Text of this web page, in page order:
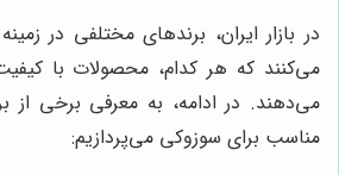
در بازار ایران، برندهای مختلفی در
می‌کنند که هر کدام، محصولات با
می‌دهند. در ادامه، به معرفی برخی از
مناسب برای سوزوکی می‌پردازیم: